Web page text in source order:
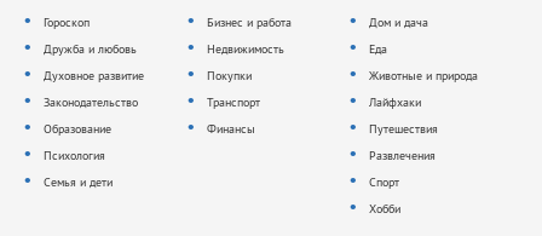
Гороскоп
Дружба и любовь
Духовное развитие
Законодательство
Образование
Психология
Семья и дети
Бизнес и работа
Недвижимость
Покупки
Транспорт
Финансы
Дом и дача
Еда
Животные и природа
Лайфхаки
Путешествия
Развлечения
Спорт
Хобби